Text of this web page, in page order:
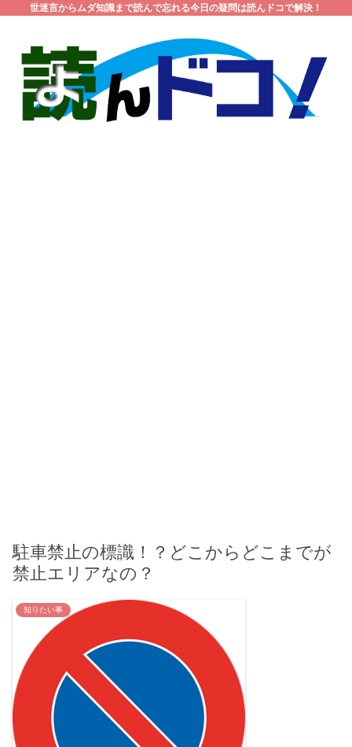
世迷言からムダ知識まで読んで忘れる今日の疑問は読んドコで解決！
駐車禁止の標識！？どこからどこまでが
禁止エリアなの？
知りたい事